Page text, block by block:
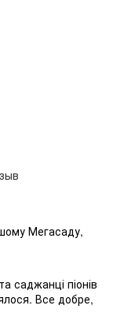
Мегасаду,
саджанці піонів
Все добре,